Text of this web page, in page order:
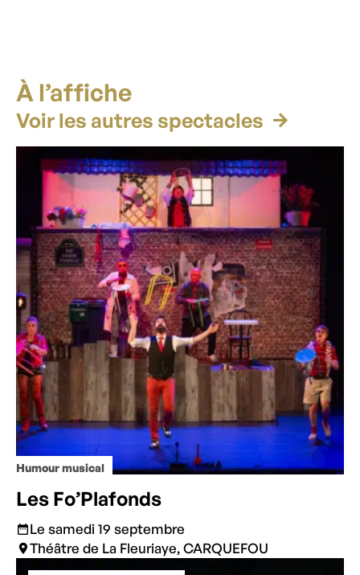
À l’affiche
Voir les autres spectacles
Humour musical
Les Fo’Plafonds
Le samedi 19 septembre
Théâtre de La Fleuriaye, CARQUEFOU